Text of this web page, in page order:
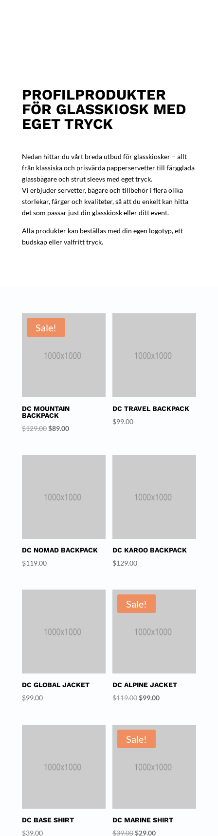
PROFILPRODUKTER
FÖR GLASSKIOSK MED
EGET TRYCK
Nedan hittar du vårt breda utbud för glasskiosker – allt
från klassiska och prisvärda papperservetter till färgglada
glassbägare och strut sleevs med eget tryck.
Vi erbjuder servetter, bägare och tillbehör i flera olika
storlekar, färger och kvaliteter, så att du enkelt kan hitta
det som passar just din glasskiosk eller ditt event.
Alla produkter kan beställas med din egen logotyp, ett
budskap eller valfritt tryck.
Sale!
DC MOUNTAIN
BACKPACK
$129.00 Original
was:
$89.00Current
is:
DC TRAVEL BACKPACK
$99.00
DC NOMAD BACKPACK
$119.00
DC KAROO BACKPACK
$129.00
DC GLOBAL JACKET
$99.00
Sale!
DC ALPINE JACKET
$119.00Original
was:
$119.00.
$99.00Current
is:
DC BASE SHIRT
$39.00
Sale!
DC MARINE SHIRT
$39.00 Original
$29.00Current